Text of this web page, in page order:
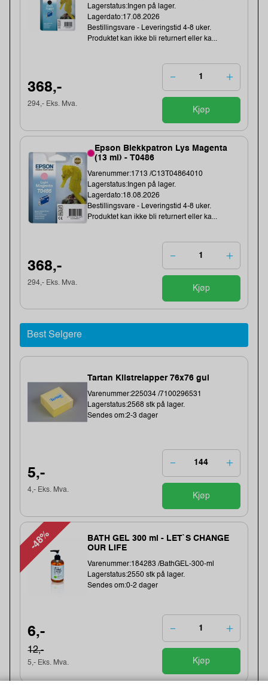
Lagerstatus:Ingen på lager.
Lagerdato:17.08.2026
Bestillingsvare - Leveringstid 4-8 uker.
Produktet kan ikke bli returnert eller ka...
368,-
294,- Eks. Mva.
Kjøp
Epson Blekkpatron Lys Magenta
(13 ml) - T0486
Varenummer:1713 /C13T04864010
Lagerstatus:Ingen på lager.
Lagerdato:18.08.2026
Bestillingsvare - Leveringstid 4-8 uker.
Produktet kan ikke bli returnert eller ka...
368,-
294,- Eks. Mva.
Kjøp
Best Selgere
Tartan Klistrelapper 76x76 gul
Varenummer:225034 /7100296531
Lagerstatus:2568 stk på lager.
Sendes om:2-3 dager
5,-
4,- Eks. Mva.
Kjøp
-48%
BATH GEL 300 ml - LET`S CHANGE
OUR LIFE
Varenummer:184283 /BathGEL-300-ml
Lagerstatus:2550 stk på lager.
Sendes om:0-2 dager
6,-
12,-
5,- Eks. Mva. Kjøp